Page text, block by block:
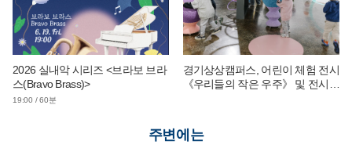
2026 실내악 시리즈 <브라보 브라
스(Bravo Brass)>
19:00 / 60분
경기상상캠퍼스, 어린이 체험 전시
《우리들의 작은 우주》 및 전시
주변에는